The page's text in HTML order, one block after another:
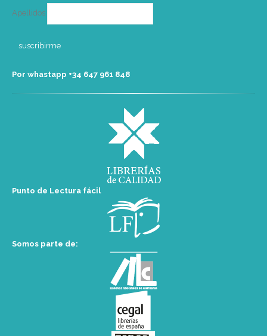
Apellidos
Por whastapp +34 ‭647 961 848‬
Punto de Lectura fácil
Somos parte de: